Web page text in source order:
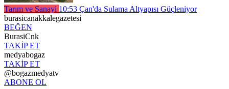
Tarım ve Sanayi 10:53 Çan'da Sulama Altyapısı Güçleniyor
burasicanakkalegazetesi
BEĞEN
BurasiCnk
TAKİP ET
medyabogaz
TAKİP ET
@bogazmedyatv
ABONE OL